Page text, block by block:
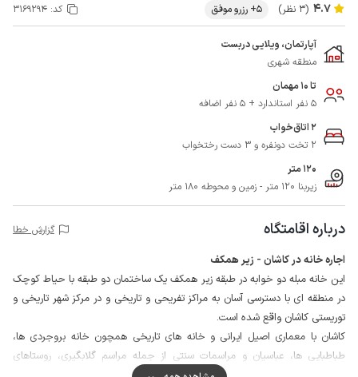
4.7 (3 نظر) 5+ رزرو موفق کد: 3169294
آپارتمان، ویلایی دربست
منطقه شهری
تا 10 مهمان
5 نفر استاندارد + 5 نفر اضافه
2 اتاق‌خواب
2 تخت دونفره و 3 دست رختخواب
120 متر
زیربنا 120 متر - زمین و محوطه 180 متر
درباره اقامتگاه گزارش خطا
اجاره خانه در کاشان - زیر همکف
این خانه مبله دو خوابه در طبقه زیر همکف یک ساختمان دو طبقه با حیاط کوچک
در منطقه ای با دسترسی آسان به مراکز تفریحی و تاریخی و در مرکز شهر تاریخی و
توریستی کاشان واقع شده است.
کاشان با معماری اصیل ایرانی و خانه های تاریخی همچون خانه بروجردی ها،
طباطبایی ها، عباسیان و مراسمات سنتی از جمله مراسم گلابگیری، روستاهای